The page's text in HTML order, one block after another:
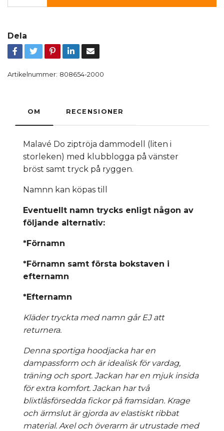
Dela
Artikelnummer: 808654-2000
OM RECENSIONER
Malavé Do ziptröja dammodell (liten i
storleken) med klubblogga på vänster
bröst samt tryck på ryggen.
Namnn kan köpas till
Eventuellt namn trycks enligt någon av
följande alternativ:
*Förnamn
*Förnamn samt första bokstaven i
efternamn
*Efternamn
Kläder tryckta med namn går EJ att
returnera.
Denna sportiga hoodjacka har en
dampassform och är idealisk för vardag,
träning och sport. Jackan har en mjuk insida
för extra komfort. Jackan har två
blixtlåsförsedda fickor på framsidan. Krage
och ärmslut är gjorda av elastiskt ribbat
material. Axel och överarm är utrustade med